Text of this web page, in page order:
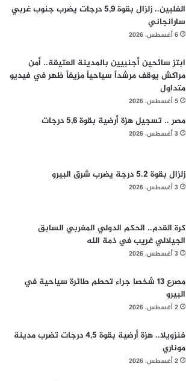
الفلبين.. زلزال بقوة 5,9 درجات يضرب جنوب غربي
سارانجاني
6 أغسطس، 2026
ابتز سائحين أجنبيين بالمدينة العتيقة.. أمن
مراكش يوقف مرشداً سياحياً مزيفاً ظهر في فيديو
متداول
5 أغسطس، 2026
مصر .. تسجيل هزة أرضية بقوة 5,6 درجات
3 أغسطس، 2026
زلزال بقوة 5.2 درجة يضرب شرق البيرو
3 أغسطس، 2026
كرة القدم.. الحكم الدولي المغربي السابق
الجيلالي غريب في ذمة الله
3 أغسطس، 2026
مصرع 13 شخصا جراء تحطم طائرة سياحية في
البيرو
2 أغسطس، 2026
فنزويلا.. هزة أرضية بقوة 4,5 درجات تضرب مدينة
موناري
2 أغسطس، 2026